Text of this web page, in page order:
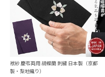
袱紗 慶弔両用 胡蝶蘭 刺繍 日本製（京都
製・梨地織り）